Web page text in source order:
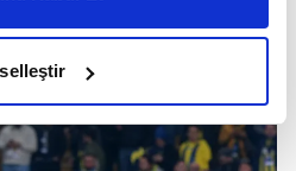
bir reklam deneyimi sunmak
ve bu noktada,
hatırlatmak isteriz.